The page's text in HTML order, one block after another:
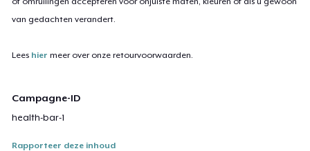
van gedachten verandert.
Lees hier meer over onze retourvoorwaarden.
Campagne-ID
health-bar-1
Rapporteer deze inhoud